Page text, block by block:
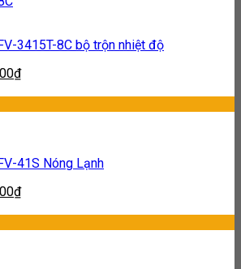
3415T-8C bộ trộn nhiệt độ
₫
41S Nóng Lạnh
₫